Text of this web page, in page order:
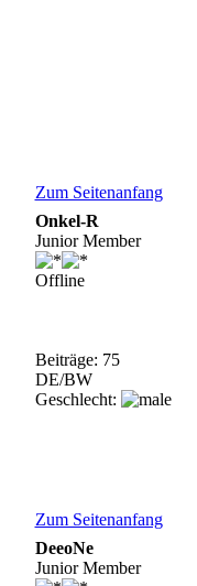
Zum Seitenanfang
Onkel-R
Junior Member
Offline
Beiträge: 75
DE/BW
Geschlecht:
Zum Seitenanfang
DeeoNe
Junior Member